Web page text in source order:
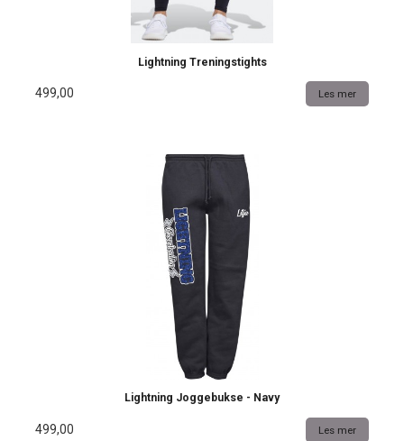
Lightning Treningstights
499,00 Les mer
Lightning Joggebukse - Navy
499,00 Les mer